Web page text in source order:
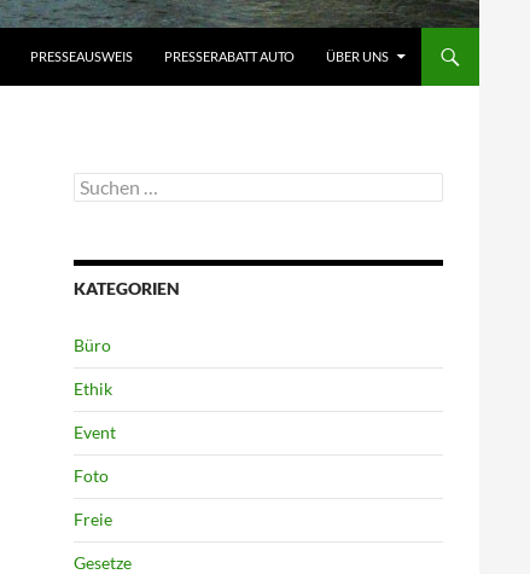
PRESSEAUSWEIS PRESSERABATT AUTO ÜBER UNS
Suchen
nach:
KATEGORIEN
Büro
Ethik
Event
Foto
Freie
Gesetze